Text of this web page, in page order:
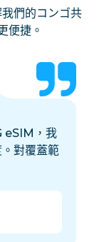
們的コンゴ共
便捷。
eSIM，我
對覆蓋範